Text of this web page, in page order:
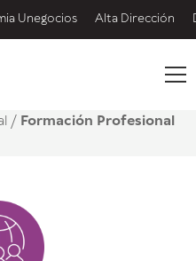
Unegocios Alta Dirección
/ Formación Profesional